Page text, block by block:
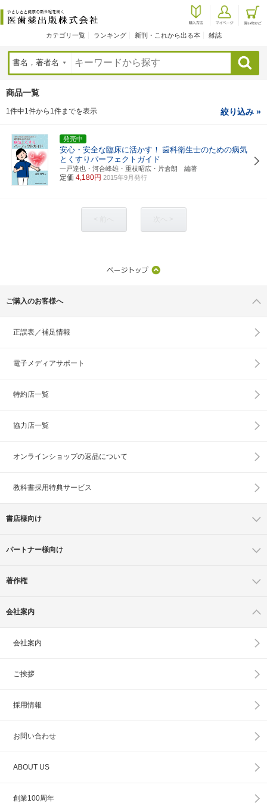
カテゴリ一覧 ランキング 新刊・これから出る本 雑誌
検索
商品一覧
1件中1件から1件までを表示 絞り込み »
発売中
安心・安全な臨床に活かす！ 歯科衛生士のための病気
とくすりパーフェクトガイド
一戸達也・河合峰雄・重枝昭広・片倉朗 編著
定価 4,180円 2015年9月発行
ご購入のお客様へ
正誤表／補足情報
電子メディアサポート
特約店一覧
協力店一覧
オンラインショップの返品について
教科書採用特典サービス
書店様向け
パートナー様向け
著作権
会社案内
会社案内
ご挨拶
採用情報
お問い合わせ
ABOUT US
創業100周年